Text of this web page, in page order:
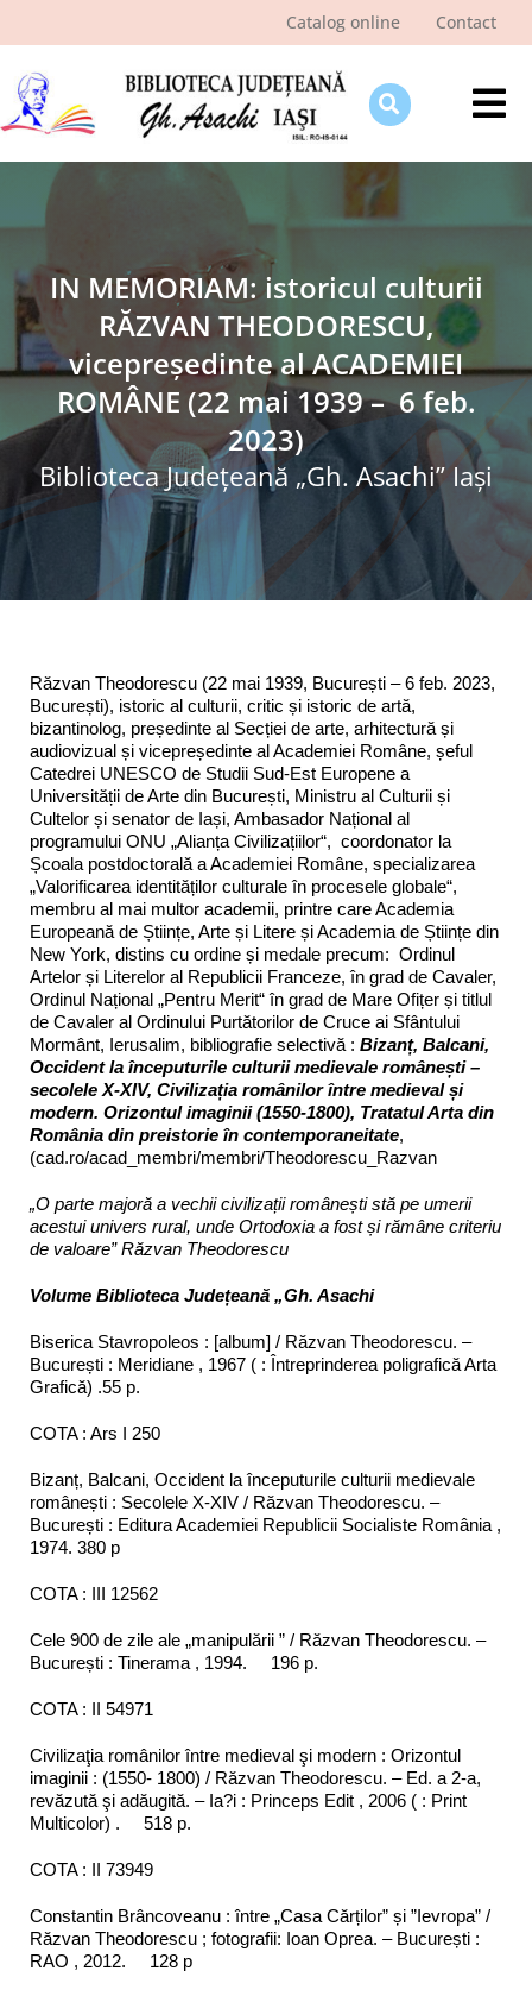
Catalog online Contact
Despre bibliotecă
Pagina cititorului
Ştiri şi evenimente
Programe şi proiecte
Interes public
IN MEMORIAM: istoricul culturii
RĂZVAN THEODORESCU,
vicepreședinte al ACADEMIEI
ROMÂNE (22 mai 1939 – 6 feb.
2023)
Biblioteca Judeţeană „Gh. Asachi” Iaşi
Răzvan Theodorescu (22 mai 1939, București – 6 feb. 2023,
București), istoric al culturii, critic și istoric de artă,
bizantinolog, președinte al Secției de arte, arhitectură și
audiovizual și vicepreședinte al Academiei Române, șeful
Catedrei UNESCO de Studii Sud-Est Europene a
Universității de Arte din București, Ministru al Culturii și
Cultelor și senator de Iași, Ambasador Național al
programului ONU „Alianța Civilizațiilor“, coordonator la
Școala postdoctorală a Academiei Române, specializarea
„Valorificarea identităților culturale în procesele globale“,
membru al mai multor academii, printre care Academia
Europeană de Științe, Arte și Litere și Academia de Științe din
New York, distins cu ordine și medale precum: Ordinul
Artelor și Literelor al Republicii Franceze, în grad de Cavaler,
Ordinul Național „Pentru Merit“ în grad de Mare Ofițer și titlul
de Cavaler al Ordinului Purtătorilor de Cruce ai Sfântului
Mormânt, Ierusalim, bibliografie selectivă : Bizanț, Balcani,
Occident la începuturile culturii medievale românești –
secolele X-XIV, Civilizația românilor între medieval și
modern. Orizontul imaginii (1550-1800), Tratatul Arta din
România din preistorie în contemporaneitate,
(cad.ro/acad_membri/membri/Theodorescu_Razvan
„O parte majoră a vechii civilizații românești stă pe umerii
acestui univers rural, unde Ortodoxia a fost și rămâne criteriu
de valoare”Răzvan Theodorescu
Volume Biblioteca Județeană „Gh. Asachi
Biserica Stavropoleos : [album] / Răzvan Theodorescu. –
București : Meridiane , 1967 ( : Întreprinderea poligrafică Arta
Grafică) .55 p.
COTA : Ars I 250
Bizanț, Balcani, Occident la începuturile culturii medievale
românești : Secolele X-XIV / Răzvan Theodorescu. –
București : Editura Academiei Republicii Socialiste România ,
1974. 380 p
COTA : III 12562
Cele 900 de zile ale „manipulării ” / Răzvan Theodorescu. –
București : Tinerama , 1994. 196 p.
COTA : II 54971
Civilizaţia românilor între medieval şi modern : Orizontul
imaginii : (1550- 1800) / Răzvan Theodorescu. – Ed. a 2-a,
revăzută şi adăugită. – Ia?i : Princeps Edit , 2006 ( : Print
Multicolor) . 518 p.
COTA : II 73949
Constantin Brâncoveanu : între „Casa Cărților” și ”Ievropa” /
Răzvan Theodorescu ; fotografii: Ioan Oprea. – București :
RAO , 2012. 128 p